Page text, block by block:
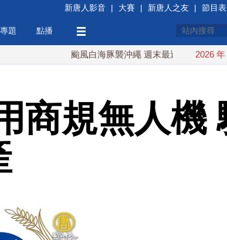
新唐人影音 | 大賽 | 新唐人之友 | 節目表
專題 點播
颱風白海豚襲沖繩 週末最近台灣 10日登陸浙江
2026
商規無人機